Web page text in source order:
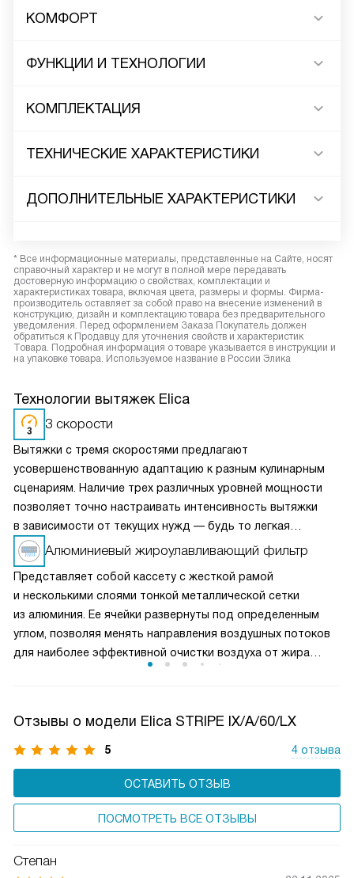
КОМФОРТ
ФУНКЦИИ И ТЕХНОЛОГИИ
КОМПЛЕКТАЦИЯ
ТЕХНИЧЕСКИЕ ХАРАКТЕРИСТИКИ
ДОПОЛНИТЕЛЬНЫЕ ХАРАКТЕРИСТИКИ
* Все информационные материалы, представленные на Сайте, носят
справочный характер и не могут в полной мере передавать
достоверную информацию о свойствах, комплектации и
характеристиках товара, включая цвета, размеры и формы. Фирма-
производитель оставляет за собой право на внесение изменений в
конструкцию, дизайн и комплектацию товара без предварительного
уведомления. Перед оформлением Заказа Покупатель должен
обратиться к Продавцу для уточнения свойств и характеристик
Товара. Подробная информация о товаре указывается в инструкции и
на упаковке товара. Используемое название в России Элика
Технологии вытяжек Elica
3 скорости
Вытяжки с тремя скоростями предлагают
усовершенствованную адаптацию к разным кулинарным
сценариям. Наличие трех различных уровней мощности
позволяет точно настраивать интенсивность вытяжки
в зависимости от текущих нужд — будь то легкая
вентиляция при медленном приготовлении или мощное
удаление пара и запахов при интенсивной жарке. Это
делает вытяжку универсальным решением для любых
кулинарных задач и сохраняет воздух на кухне свежим
и чистым.
Алюминиевый жироулавливающий фильтр
Представляет собой кассету с жесткой рамой
и несколькими слоями тонкой металлической сетки
из алюминия. Ее ячейки развернуты под определенным
углом, позволяя менять направления воздушных потоков
для наиболее эффективной очистки воздуха от жира
Отзывы о модели Elica STRIPE IX/A/60/LX
5 4 отзыва
ОСТАВИТЬ ОТЗЫВ
ПОСМОТРЕТЬ ВСЕ ОТЗЫВЫ
Степан